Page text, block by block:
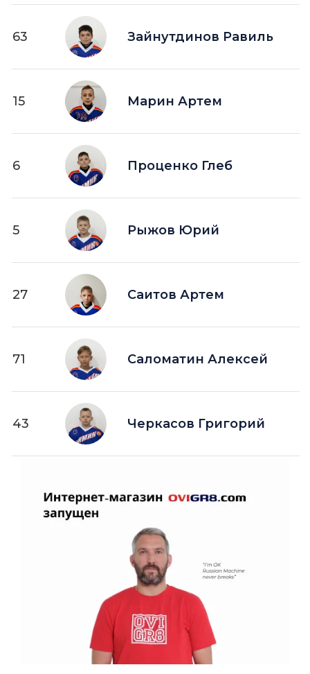
63 Зайнутдинов Равиль
15 Марин Артем
6 Проценко Глеб
5 Рыжов Юрий
27 Саитов Артем
71 Саломатин Алексей
43 Черкасов Григорий